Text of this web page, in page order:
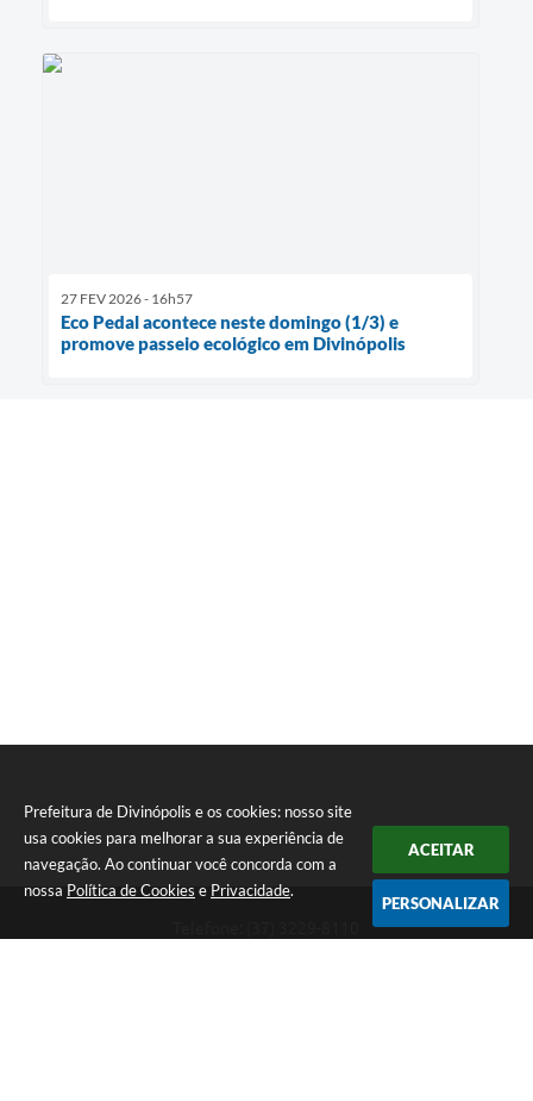
Prefeitura de Divinópolis e os cookies: nosso site
usa cookies para melhorar a sua experiência de
navegação. Ao continuar você concorda com a
nossa Política de Cookies e Privacidade.
ACEITAR
PERSONALIZAR
27 FEV 2026 - 16h57
Eco Pedal acontece neste domingo (1/3) e
promove passeio ecológico em Divinópolis